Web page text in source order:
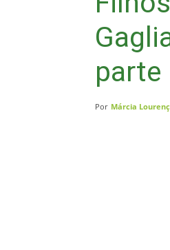
parte
Por Márcia